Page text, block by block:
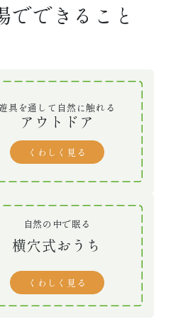
でできること
具を通して自然に触れる
アウトドア
くわしく見る
自然の中で眠る
横穴式おうち
くわしく見る